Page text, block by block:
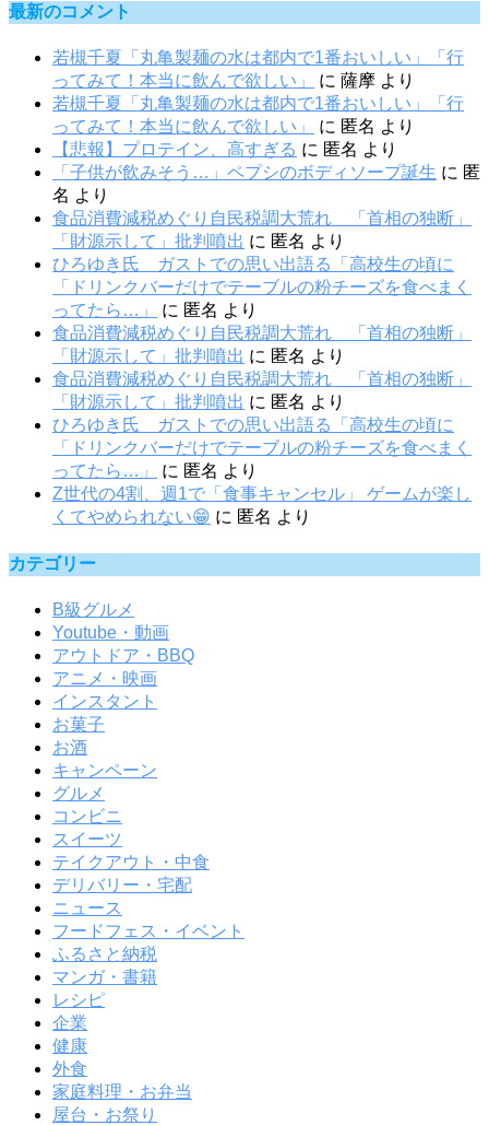
最新のコメント
若槻千夏「丸亀製麺の水は都内で1番おいしい」「行
ってみて！本当に飲んで欲しい」
に 薩摩 より
若槻千夏「丸亀製麺の水は都内で1番おいしい」「行
ってみて！本当に飲んで欲しい」
に 匿名 より
【悲報】プロテイン、高すぎる に 匿名 より
「子供が飲みそう…」ペプシのボディソープ誕生 に 匿
名 より
食品消費減税めぐり自民税調大荒れ 「首相の独断」
「財源示して」批判噴出 に 匿名 より
ひろゆき氏 ガストでの思い出語る「高校生の頃に
「ドリンクバーだけでテーブルの粉チーズを食べまく
ってたら…」
に 匿名 より
食品消費減税めぐり自民税調大荒れ 「首相の独断」
「財源示して」批判噴出 に 匿名 より
食品消費減税めぐり自民税調大荒れ 「首相の独断」
「財源示して」批判噴出 に 匿名 より
ひろゆき氏 ガストでの思い出語る「高校生の頃に
「ドリンクバーだけでテーブルの粉チーズを食べまく
ってたら…」
に 匿名 より
Z世代の4割、週1で「食事キャンセル」 ゲームが楽し
くてやめられない😁 に 匿名 より
カテゴリー
B級グルメ
Youtube・動画
アウトドア・BBQ
アニメ・映画
インスタント
お菓子
お酒
キャンペーン
グルメ
コンビニ
スイーツ
テイクアウト・中食
デリバリー・宅配
ニュース
フードフェス・イベント
ふるさと納税
マンガ・書籍
レシピ
企業
健康
外食
家庭料理・お弁当
屋台・お祭り